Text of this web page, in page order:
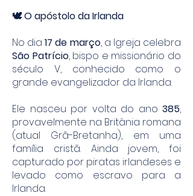
🕊️ O apóstolo da Irlanda
No dia17 de março, a Igreja celebra
São Patrício, bispo e missionário do
século V, conhecido como o
grande evangelizador da Irlanda.
Ele nasceu por volta do ano 385,
provavelmente na Britânia romana
(atual Grã-Bretanha), em uma
família cristã. Ainda jovem, foi
capturado por piratas irlandeses e
levado como escravo para a
Irlanda.